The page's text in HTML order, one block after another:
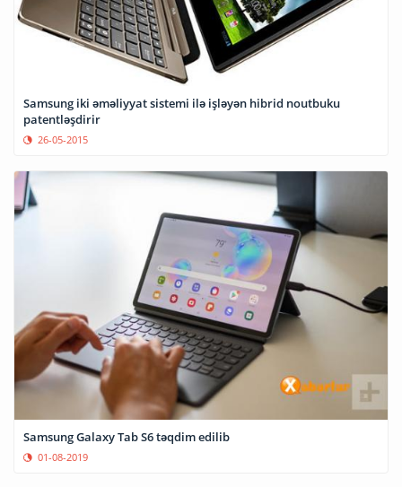
Samsung iki əməliyyat sistemi ilə işləyən hibrid noutbuku
patentləşdirir
26-05-2015
Samsung Galaxy Tab S6 təqdim edilib
01-08-2019